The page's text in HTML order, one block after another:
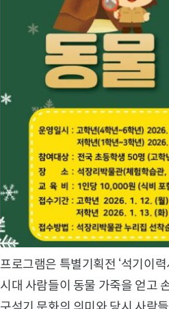
프로그램은 특별기획전 ‘석기이
시대 사람들이 동물 가죽을 얻고